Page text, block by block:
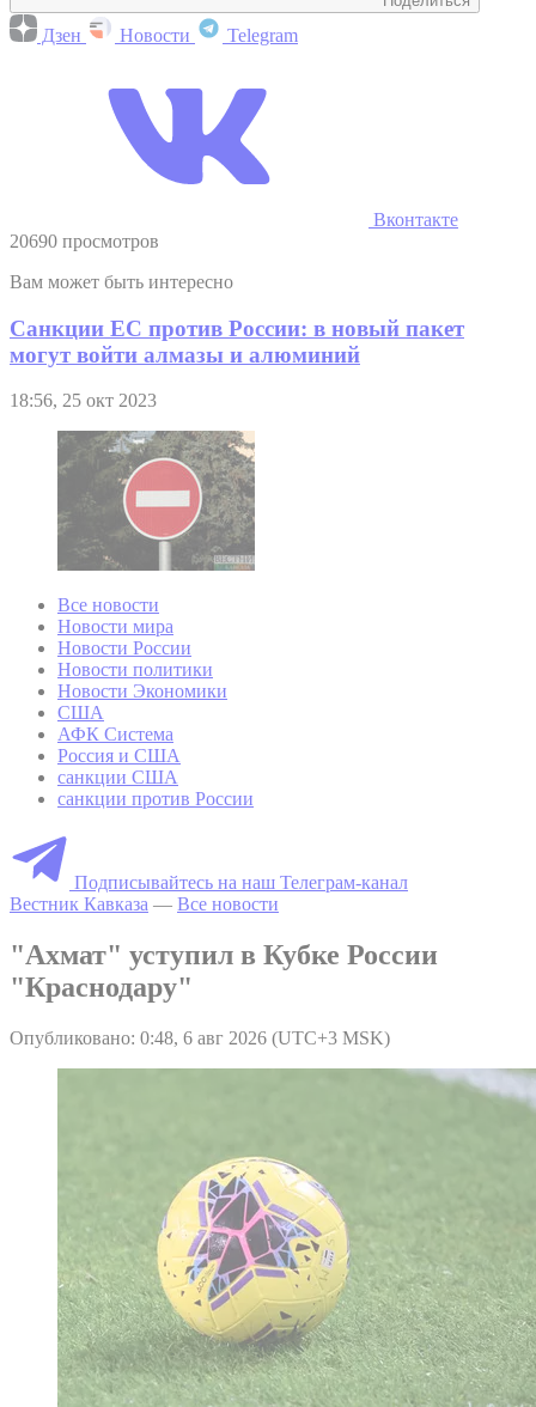
Дзен Новости Telegram
Вконтакте
20690 просмотров
Вам может быть интересно
Санкции ЕС против России: в новый пакет
могут войти алмазы и алюминий
18:56, 25 окт 2023
Все новости
Новости мира
Новости России
Новости политики
Новости Экономики
США
АФК Система
Россия и США
санкции США
санкции против России
Подписывайтесь на наш Телеграм-канал
Вестник Кавказа — Все новости
"Ахмат" уступил в Кубке России
"Краснодару"
Опубликовано: 0:48, 6 авг 2026 (UTC+3 MSK)